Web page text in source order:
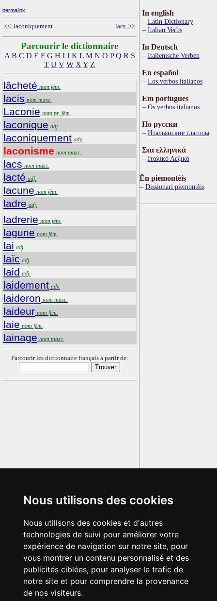
Nous utilisons des cookies
Nous utilisons des cookies et d'autres
technologies de suivi pour améliorer votre
expérience de navigation sur notre site, pour
vous montrer un contenu personnalisé et des
publicités ciblées, pour analyser le trafic de
notre site et pour comprendre la provenance
de nos visiteurs.
permalink
<< laconiquement lacs >>
Parcourir le dictionnaire
A B C D E F G H I J K L M N O P Q R S
T U V W X Y Z
lâcheté nom fém.
lacis nom masc.
Laconie nom pr. fém.
laconique adj.
laconiquement adv.
laconisme nom masc.
lacs nom masc.
lacté adj.
lacune nom fém.
ladre adj.
ladrerie nom fém.
lagune nom fém.
lai adj.
laïc adj.
laid adj.
laidement adv.
laideron nom masc.
laideur nom fém.
laie nom fém.
lainage nom masc.
Parcourir les dictionnaire français à partir de:
In english
Latin Dictionary
Italian Verbs
In Deutsch
Italienische Verben
En español
Los verbos italianos
Em portugues
Os verbos italianos
По русски
Итальянские глаголы
Στα ελληνικά
Ιταλικό Λεξικό
Ën piemontèis
Dissionari piemontèis